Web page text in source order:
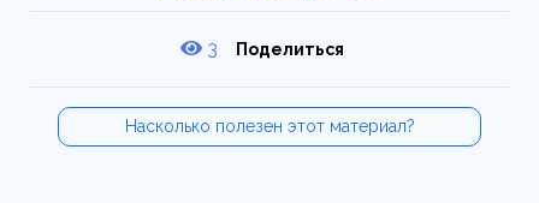
3 Поделиться
Насколько полезен этот материал?